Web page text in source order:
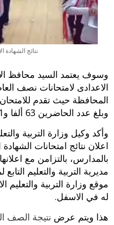
نتائج الشهادة
وسوف يعتمد السيد محافظ
وبلغ عدد الحاضرين 63 ألفا و661 طالبا.
وأكد وكيل وزارة التربية
اعلان نتائج امتحانات الشهادة
بالمدارس، بالتزامن مع
مديرية التربية والتعليم
موقع وزارة التربية
له في الاسفل.
هذا ويتم عرض نتيجة الصف